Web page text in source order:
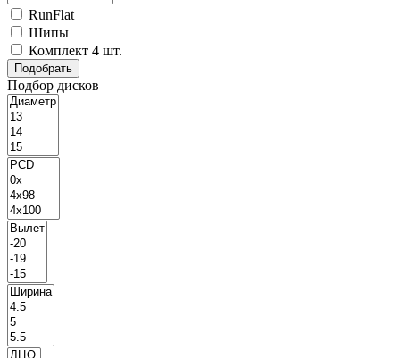
RunFlat
Шипы
Комплект 4 шт.
Подбор дисков